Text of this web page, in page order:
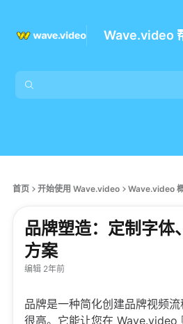
Wave.video
首页 开始使用 Wave.video Wave.video
品牌塑造：定制字体
方案
编辑 2年前
品牌是一种简化创建品牌视频
很高。它能让您在 Wave.video